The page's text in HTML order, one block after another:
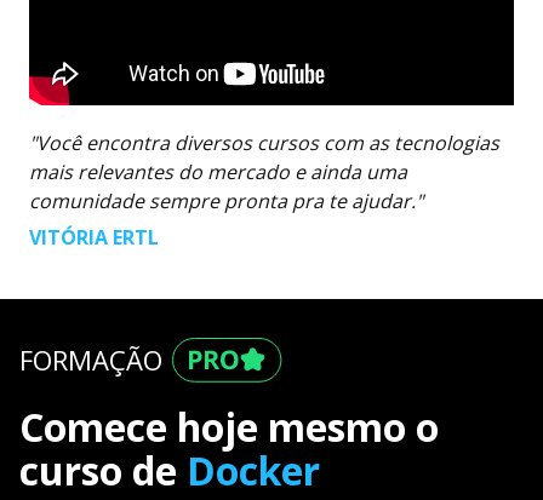
"Você encontra diversos cursos com as tecnologias
mais relevantes do mercado e ainda uma
comunidade sempre pronta pra te ajudar."
VITÓRIA ERTL
FORMAÇÃO
Comece hoje mesmo o
curso de Docker